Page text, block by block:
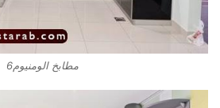
مطابخ الومنيوم6